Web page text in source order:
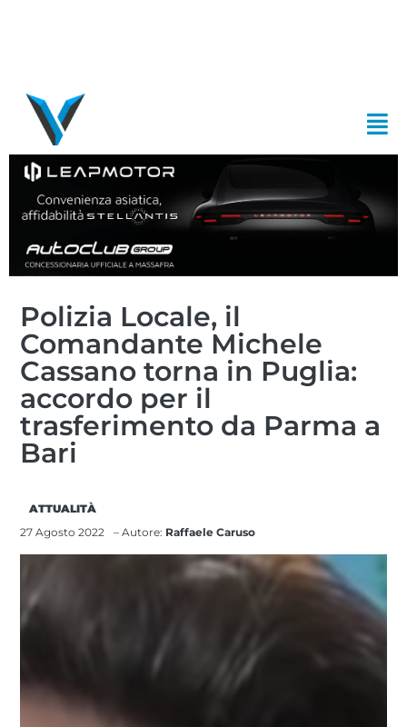
Polizia Locale, il
Comandante Michele
Cassano torna in Puglia:
accordo per il
trasferimento da Parma a
Bari
ATTUALITÀ
27 Agosto 2022
– Autore: Raffaele Caruso